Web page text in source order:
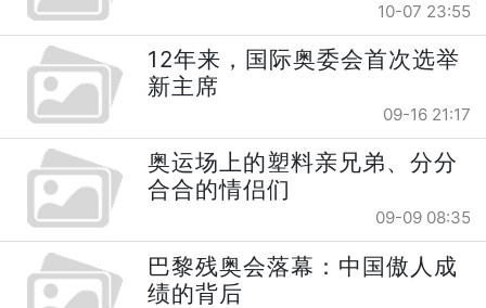
10-07 23:55
12年来，国际奥委会首次选举
新主席
09-16 21:17
奥运场上的塑料亲兄弟、分分
合合的情侣们
09-09 08:35
巴黎残奥会落幕：中国傲人成
绩的背后